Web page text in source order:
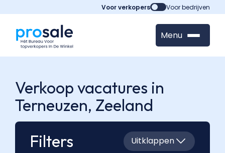
Voor verkopers Voor bedrijven
Menu
Verkoop vacatures in
Terneuzen, Zeeland
Filters
Uitklappen